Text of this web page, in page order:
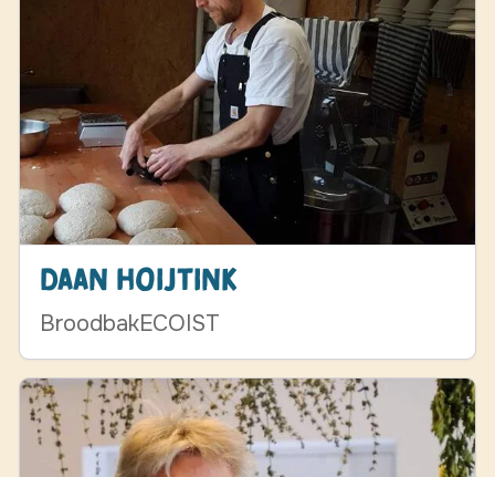
Daan Hoijtink
BroodbakECOIST